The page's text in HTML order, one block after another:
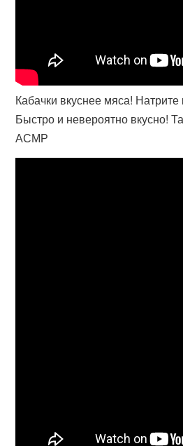
Кабачки вкуснее мяса! Натрите
Быстро и невероятно вкусно!
АСМР